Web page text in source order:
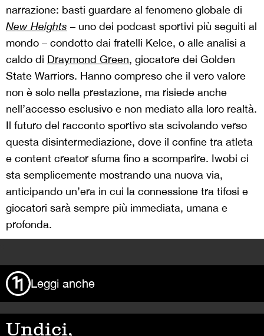
narrazione: basti guardare al fenomeno globale di
New Heights – uno dei podcast sportivi più seguiti al
mondo – condotto dai fratelli Kelce, o alle analisi a
caldo di Draymond Green, giocatore dei Golden
State Warriors. Hanno compreso che il vero valore
non è solo nella prestazione, ma risiede anche
nell’accesso esclusivo e non mediato alla loro realtà.
Il futuro del racconto sportivo sta scivolando verso
questa disintermediazione, dove il confine tra atleta
e content creator sfuma fino a scomparire. Iwobi ci
sta semplicemente mostrando una nuova via,
anticipando un’era in cui la connessione tra tifosi e
giocatori sarà sempre più immediata, umana e
profonda.
Leggi anche
Undici,